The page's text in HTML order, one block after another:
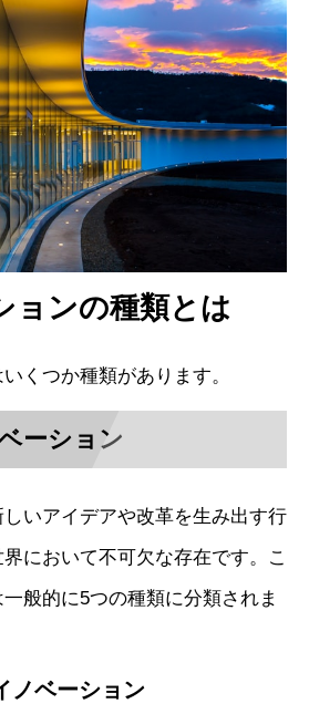
ョンの種類とは
くつか種類があります。
ーション
いアイデアや改革を生み出す行
において不可欠な存在です。こ
般的に5つの種類に分類されま
ノベーション